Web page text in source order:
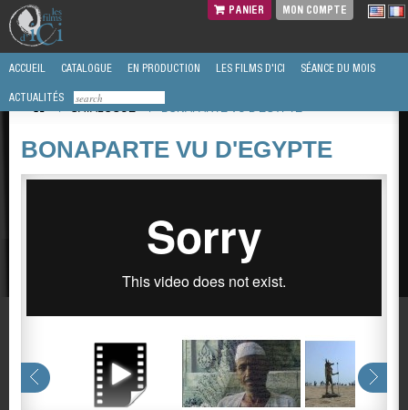
PANIER MON COMPTE
ACCUEIL CATALOGUE EN PRODUCTION LES FILMS D'ICI SÉANCE DU MOIS
ACTUALITÉS
/
CATALOGUE / BONAPARTE VU D'EGYPTE
BONAPARTE VU D'EGYPTE